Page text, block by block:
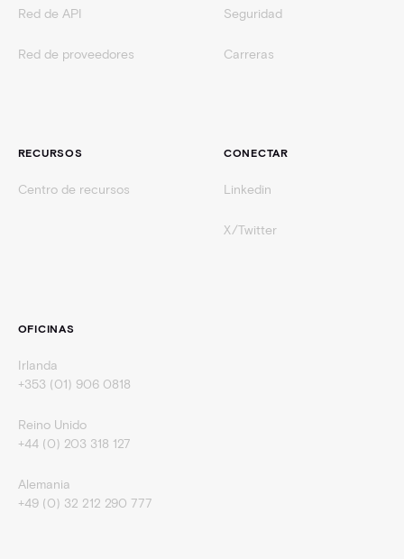
Red de API
Red de proveedores
Seguridad
Carreras
RECURSOS
Centro de recursos
CONECTAR
Linkedin
X/Twitter
OFICINAS
Irlanda
+353 (01) 906 0818
Reino Unido
+44 (0) 203 318 127
Alemania
+49 (0) 32 212 290 777